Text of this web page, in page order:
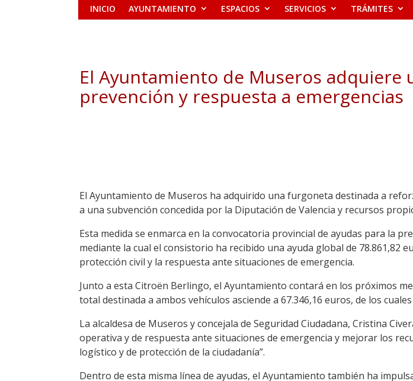
INICIO AYUNTAMIENTO ESPACIOS SERVICIOS TRÁMITES
El Ayuntamiento de Museros
prevención y respuesta a emergencias
El Ayuntamiento de Museros ha adquirido una furgoneta destinada a
a una subvención concedida por la Diputación de Valencia y recursos
Esta medida se enmarca en la convocatoria provincial de ayudas para la
mediante la cual el consistorio ha recibido una ayuda global de 78.861,82
protección civil y la respuesta ante situaciones de emergencia.
Junto a esta Citroën Berlingo, el Ayuntamiento contará en los próximos
total destinada a ambos vehículos asciende a 67.346,16 euros, de los
La alcaldesa de Museros y concejala de Seguridad Ciudadana, Cristina
operativa y de respuesta ante situaciones de emergencia y mejorar los
logístico y de protección de la ciudadanía”.
Dentro de esta misma línea de ayudas, el Ayuntamiento también ha